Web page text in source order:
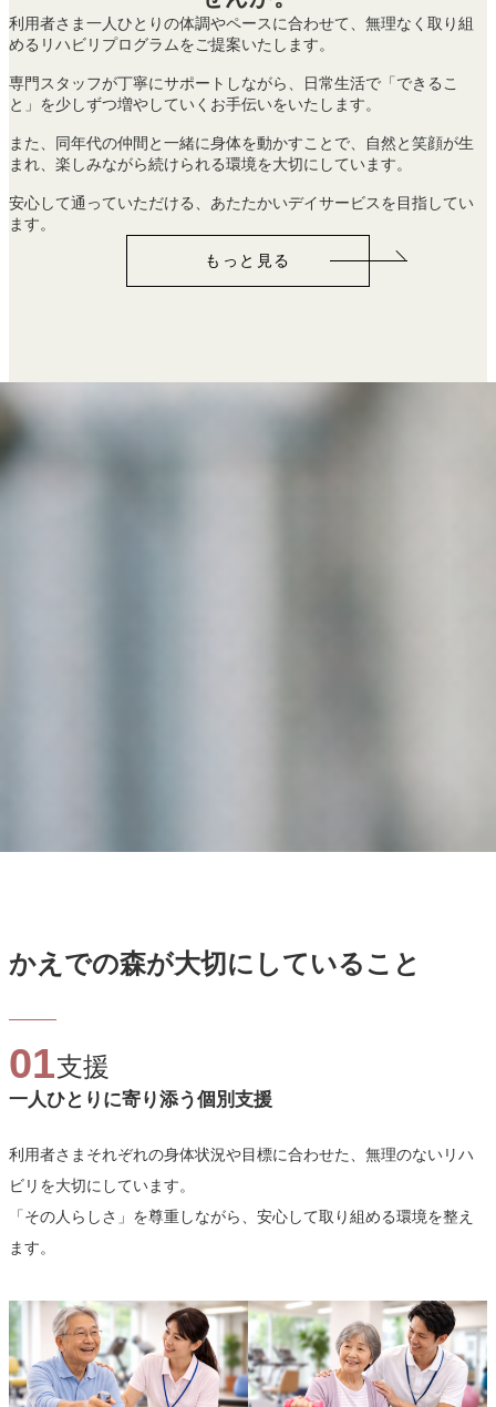
利用者さま一人ひとりの体調やペースに合わせて、無理なく取り組
めるリハビリプログラムをご提案いたします。
専門スタッフが丁寧にサポートしながら、日常生活で「できるこ
と」を少しずつ増やしていくお手伝いをいたします。
また、同年代の仲間と一緒に身体を動かすことで、自然と笑顔が生
まれ、楽しみながら続けられる環境を大切にしています。
安心して通っていただける、あたたかいデイサービスを目指してい
ます。
もっと見る
かえでの森が大切にしていること
01支援
一人ひとりに寄り添う個別支援
利用者さまそれぞれの身体状況や目標に合わせた、無理のないリハ
ビリを大切にしています。
「その人らしさ」を尊重しながら、安心して取り組める環境を整え
ます。